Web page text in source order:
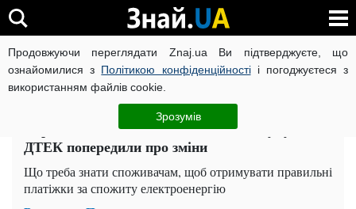
Продовжуючи переглядати Znaj.ua Ви підтверджуєте, що
ознайомилися з Політикою конфіденційностіі погоджуєтеся з
використанням файлів cookie.
Зрозумів
ВІЙНА РОСІЇ ПРОТИ УКРАЇНИ КОРОНАВІРУС В УКРАЇНІ
ЧИТАТЬ НА РУССКОМ
Передача показників світла по-новому: у
ДТЕК попередили про зміни
Що треба знати споживачам, щоб отримувати правильні
платіжки за спожиту електроенергію